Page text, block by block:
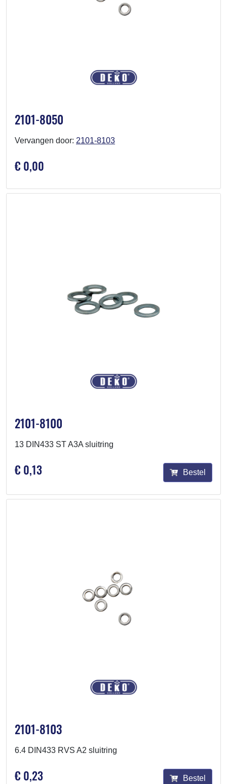
2101-8050
Vervangen door: 2101-8103
€ 0,00
2101-8100
13 DIN433 ST A3A sluitring
€ 0,13 Bestel
2101-8103
6.4 DIN433 RVS A2 sluitring
€ 0,23 Bestel